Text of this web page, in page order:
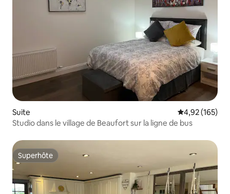
Suite Évaluation
4,92 (165)
Studio dans le village de Beaufort sur la ligne de bus
Superhôte
Superhôte